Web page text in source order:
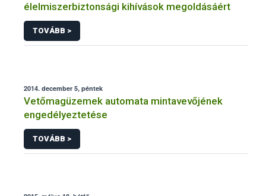
élelmiszerbiztonsági kihívások megoldásáért
TOVÁBB >
2014. december 5, péntek
Vetőmagüzemek automata mintavevőjének
engedélyeztetése
TOVÁBB >